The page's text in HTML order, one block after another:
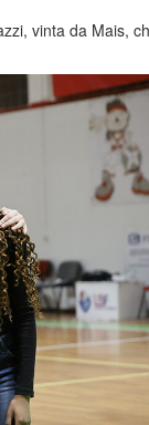
vinta da Mais,